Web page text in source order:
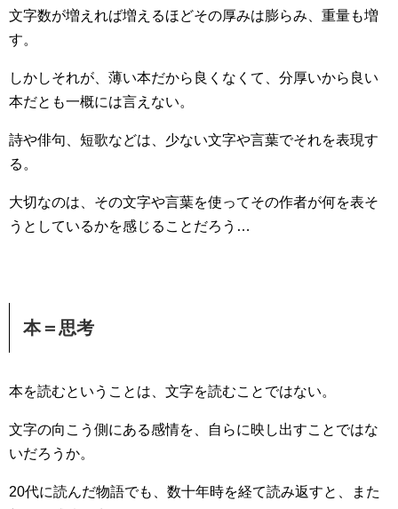
文字数が増えれば増えるほどその厚みは膨らみ、重量も増
す。
しかしそれが、薄い本だから良くなくて、分厚いから良い
本だとも一概には言えない。
詩や俳句、短歌などは、少ない文字や言葉でそれを表現す
る。
大切なのは、その文字や言葉を使ってその作者が何を表そ
うとしているかを感じることだろう…
本＝思考
本を読むということは、文字を読むことではない。
文字の向こう側にある感情を、自らに映し出すことではな
いだろうか。
20代に読んだ物語でも、数十年時を経て読み返すと、また